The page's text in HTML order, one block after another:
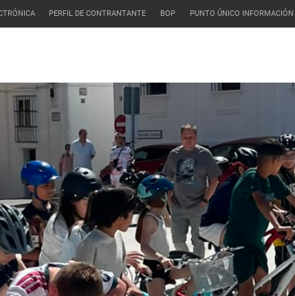
PERFIL DE CONTRANTANTE BOP PUNTO ÚNICO INFORMACIÓN